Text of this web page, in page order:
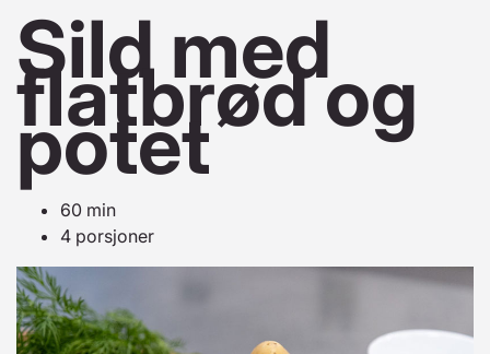
Sild med
flatbrød og
potet
60 min
4 porsjoner